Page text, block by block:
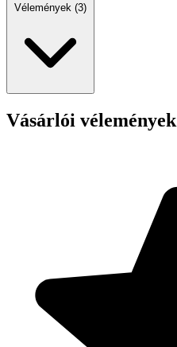
Vélemények (3)
Vásárlói vélemények